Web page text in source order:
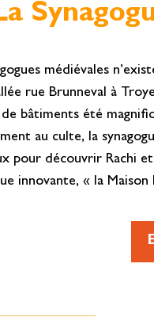
médiévales
rue Brunneval à
bâtiments été
au culte, la
pour découvrir Rachi
innovante, « la Maison